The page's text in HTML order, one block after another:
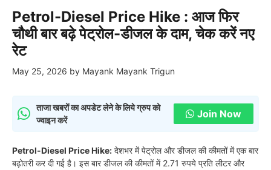
Petrol-Diesel Price Hike : आज फिर
चौथी बार बढ़े पेट्रोल-डीजल के दाम, चेक करें नए
रेट
May 25, 2026 by Mayank Mayank Trigun
ताजा खबरों का अपडेट लेने के लिये ग्रुप को
ज्वाइन करें
Join Now
Petrol-Diesel Price Hike: देशभर में पेट्रोल और डीजल की कीमतों में एक बार
बढ़ोतरी कर दी गई है। इस बार डीजल की कीमतों में 2.71 रुपये प्रति लीटर और